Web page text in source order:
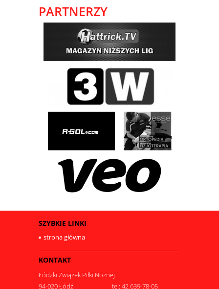
PARTNERZY
SZYBKIE LINKI
strona główna
KONTAKT
Łódzki Związek Piłki Nożnej
94-020 Łódź
tel: 42 639-78-05